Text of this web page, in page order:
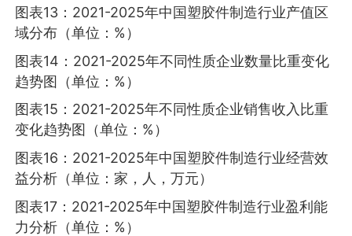
图表13：2021-2025年中国塑胶件制造行业产值区
域分布（单位：%）
图表14：2021-2025年不同性质企业数量比重变化
趋势图（单位：%）
图表15：2021-2025年不同性质企业销售收入比重
变化趋势图（单位：%）
图表16：2021-2025年中国塑胶件制造行业经营效
益分析（单位：家，人，万元）
图表17：2021-2025年中国塑胶件制造行业盈利能
力分析（单位：%）